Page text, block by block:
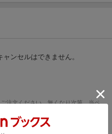
ンセルはできません。
注文ください。無くなり次第、当ペ
定先着特典